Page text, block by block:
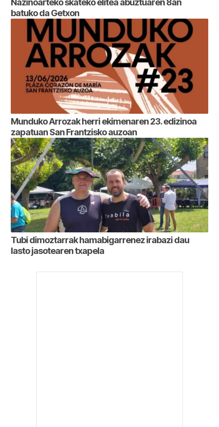
batuko da Getxon
Munduko Arrozak herri ekimenaren 23. edizinoa
zapatuan San Frantzisko auzoan
Tubi dimoztarrak hamabigarrenez irabazi dau
lasto jasotearen txapela